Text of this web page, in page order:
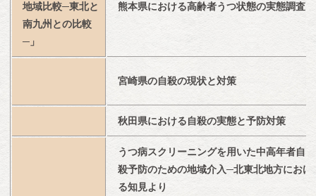
地域比較─東北と
南九州との比較
─」
熊本県における高齢者うつ状態の実態調査
宮崎県の自殺の現状と対策
秋田県における自殺の実態と予防対策
うつ病スクリーニングを用いた中高年者自
殺予防のための地域介入─北東北地方におけ
る知見より